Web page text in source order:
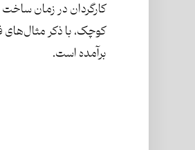
کارگردان در زمان ساخت
کوچک، با ذکر مثال‌های
برآمده است.